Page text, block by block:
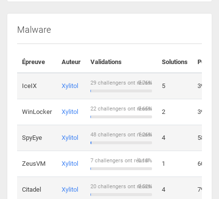
Malware
Épreuve Auteur Validations Solutions Points
IceIX Xylitol 0.76%
29 challengers ont réussi 5 39
WinLocker Xylitol 0.65%
22 challengers ont réussi 2 39
SpyEye Xylitol 1.26%
48 challengers ont réussi 4 58
ZeusVM Xylitol 0.18%
7 challengers ont réussi 1 60
Citadel Xylitol 0.52%
20 challengers ont réussi 4 79